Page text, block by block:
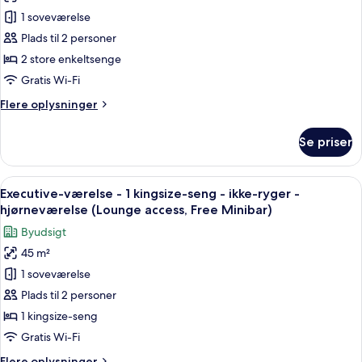
terrace)
værelse
med
2
enkeltsenge
ikke-
balkon
(Lounge
access,
Free
Minibar)
1 soveværelse
Plads til 2 personer
2 store enkeltsenge
Gratis Wi-Fi
Flere oplysninger
Flere
værelse
med
2
enkeltsenge
ikke-
ryger
balkon
(Lounge
Free
Minibar)
Se priser
Indlæs
alle
billeder
af
Executive-
værelse
-
1
kingsize-
Et hotelværelse med en stor seng,
14
Executive-værelse - 1 kingsize-seng - ikke-ryger -
hjørneværelse (Lounge access, Free Minibar)
Byudsigt
45 m²
1 soveværelse
Plads til 2 personer
1 kingsize-seng
Gratis Wi-Fi